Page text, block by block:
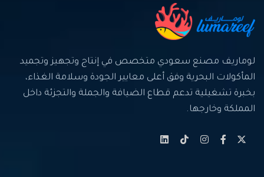
لوماريف مصنع سعودي متخصص في إنتاج وتجهيز وتجميد
المأكولات البحرية وفق أعلى معايير الجودة وسلامة الغذاء،
بخبرة تشغيلية تدعم قطاع الضيافة والجملة والتجزئة داخل
المملكة وخارجها.